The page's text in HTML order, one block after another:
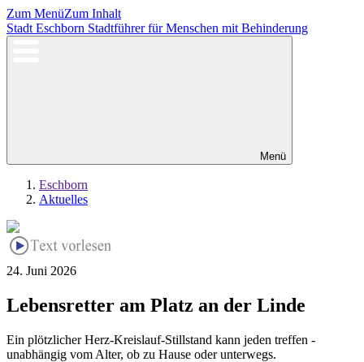
Zum MenüZum Inhalt
Stadt Eschborn Stadtführer für Menschen mit Behinderung
Menü
Eschborn
Aktuelles
24. Juni 2026
Lebensretter am Platz an der Linde
Ein plötzlicher Herz-Kreislauf-Stillstand kann jeden treffen -
unabhängig vom Alter, ob zu Hause oder unterwegs.